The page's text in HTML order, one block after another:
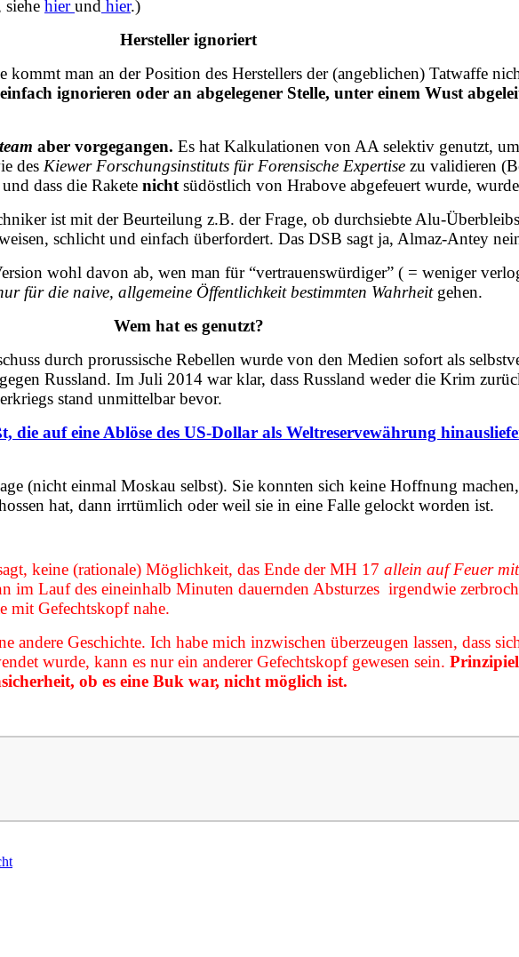
hierund hier.)
Hersteller ignoriert
kommt man an der Position des Herstellers der (angeblichen) Tatwaffe
ignorieren oder an abgelegener Stelle, unter einem Wust
aber vorgegangen. Es hat Kalkulationen von AA selektiv genutzt,
des Kiewer Forschungsinstituts für Forensische Expertise zu validieren
dass die Rakete nicht südöstlich von Hrabove abgefeuert wurde,
ist mit der Beurteilung z.B. der Frage, ob durchsiebte Alu-
schlicht und einfach überfordert. Das DSB sagt ja, Almaz-Antey
wohl davon ab, wen man für “vertrauenswürdiger” ( = weniger
für die naive, allgemeine Öffentlichkeit bestimmten Wahrheitgehen.
Wem hat es genutzt?
durch prorussische Rebellen wurde von den Medien sofort als
Russland. Im Juli 2014 war klar, dass Russland weder die Krim
stand unmittelbar bevor.
die auf eine Ablöse des US-Dollar als Weltreservewährung
(nicht einmal Moskau selbst). Sie konnten sich keine Hoffnung
hat, dann irrtümlich oder weil sie in eine Falle gelockt worden ist.
keine (rationale) Möglichkeit, das Ende der MH 17 allein auf Feuer
im Lauf des eineinhalb Minuten dauernden Absturzes irgendwie
mit Gefechtskopf nahe.
andere Geschichte. Ich habe mich inzwischen überzeugen lassen, dass
wurde, kann es nur ein anderer Gefechtskopf gewesen sein.
ob es eine Buk war, nicht möglich ist.